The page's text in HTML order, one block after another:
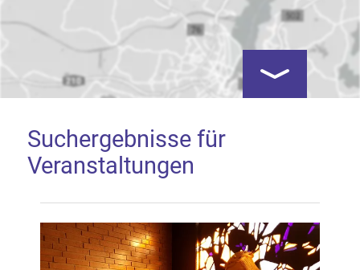
Google Map laden
Mit dem Laden der Karte akzeptieren Sie, dass die
Kartenansicht
Suchergebnisse für
Veranstaltungen